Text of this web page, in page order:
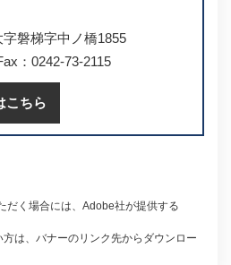
磐梯字中ノ橋1855
：0242-73-2115
こちら
だく場合には、Adobe社が提供する
は、バナーのリンク先からダウンロー